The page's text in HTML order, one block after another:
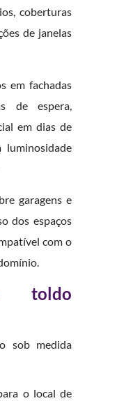
coberturas
de janelas
em fachadas
de espera,
em dias de
luminosidade
garagens e
dos espaços
com o
toldo
sob medida
o local de